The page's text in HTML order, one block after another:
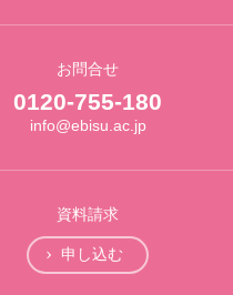
お問合せ
0120-755-180
info@ebisu.ac.jp
資料請求
申し込む